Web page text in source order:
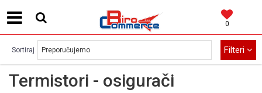
0
Termistori - osigurači
Sortiraj Filteri